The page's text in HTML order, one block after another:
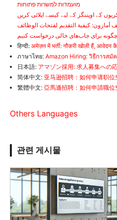
מועמדות למשרות פתוחות
کے اوپننگز کے لیے کیسے اپلائی کریں
أمازون: كيفية التقديم لفتحات الوظائف
برای جاب‌های خالی درخواست کنیم
हिन्दी: अमेज़न में भर्ती: नौकरी खोली हैं, आवेदन
ภาษาไทย: Amazon Hiring: วิธีการสมั
日本語: アマゾン採用: 求人募集への
简体中文: 亚马逊招聘：如何申请职位
繁體中文: 亞馬遜招聘：如何申請職位
Others Languages
관련 게시물